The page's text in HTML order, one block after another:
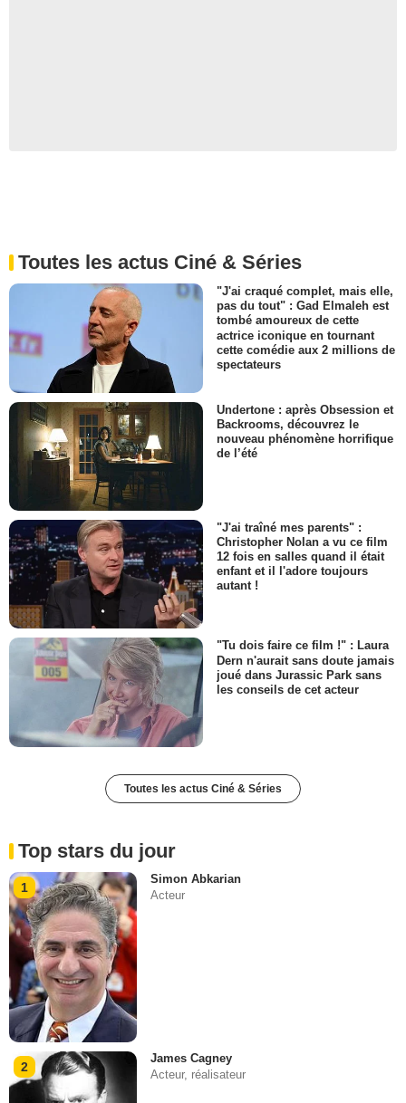
Toutes les actus Ciné & Séries
"J'ai craqué complet, mais elle,
pas du tout" : Gad Elmaleh est
tombé amoureux de cette
actrice iconique en tournant
cette comédie aux 2 millions de
spectateurs
Undertone : après Obsession et
Backrooms, découvrez le
nouveau phénomène horrifique
de l’été
"J'ai traîné mes parents" :
Christopher Nolan a vu ce film
12 fois en salles quand il était
enfant et il l'adore toujours
autant !
"Tu dois faire ce film !" : Laura
Dern n'aurait sans doute jamais
joué dans Jurassic Park sans
les conseils de cet acteur
Toutes les actus Ciné & Séries
Top stars du jour
1
Simon Abkarian
Acteur
2
James Cagney
Acteur, réalisateur